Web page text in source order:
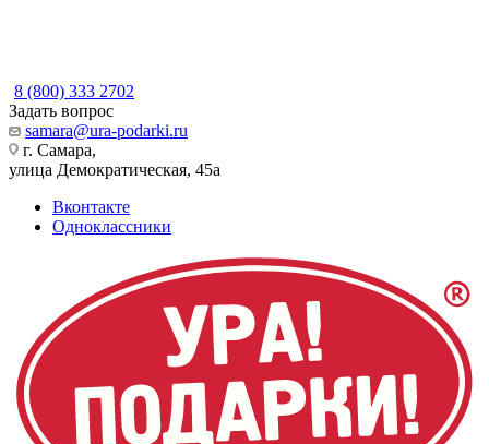
8 (800) 333 2702
Задать вопрос
samara@ura-podarki.ru
г. Самара,
улица Демократическая, 45а
Вконтакте
Одноклассники